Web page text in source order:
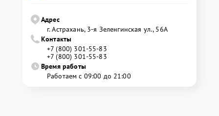
Адрес
г. Астрахань, 3-я Зеленгинская ул., 56А
Контакты
+7 (800) 301-55-83
+7 (800) 301-55-83
Время работы
Работаем с 09:00 до 21:00